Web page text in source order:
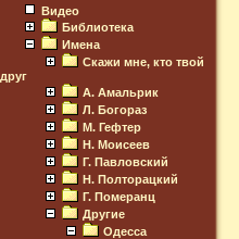
Видео
Библиотека
Имена
Скажи мне, кто твой
друг
А. Амальрик
Л. Богораз
М. Гефтер
Н. Моисеев
Г. Павловский
Н. Полторацкий
Г. Померанц
Другие
Одесса